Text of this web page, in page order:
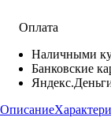
Оплата
Наличными
Банковские
Описание